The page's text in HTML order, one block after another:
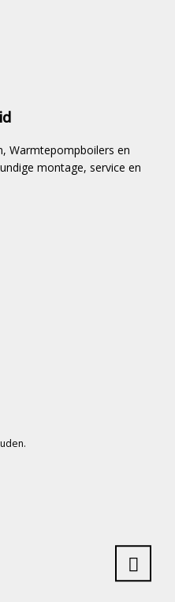
Warmtepompboilers en
montage, service en